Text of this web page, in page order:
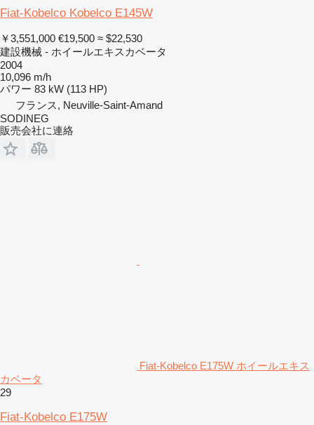
Fiat-Kobelco Kobelco E145W
￥3,551,000 €19,500 ≈ $22,530
建設機械 - ホイールエキスカベータ
2004
10,096 m/h
パワー 83 kW (113 HP)
フランス, Neuville-Saint-Amand
SODINEG
販売会社に連絡
Fiat-Kobelco E175W ホイールエキス
カベータ
29
Fiat-Kobelco E175W